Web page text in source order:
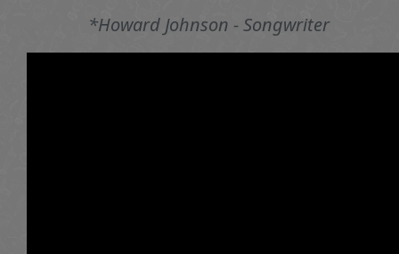
*Howard Johnson - Songwriter